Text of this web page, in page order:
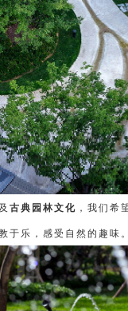
及古典园林文化 ，我们希
于乐，感受自然的趣味。